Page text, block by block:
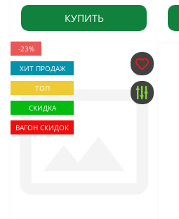
КУПИТЬ
-23%
ХИТ ПРОДАЖ
ТОП
СКИДКА
ВАГОН СКИДОК